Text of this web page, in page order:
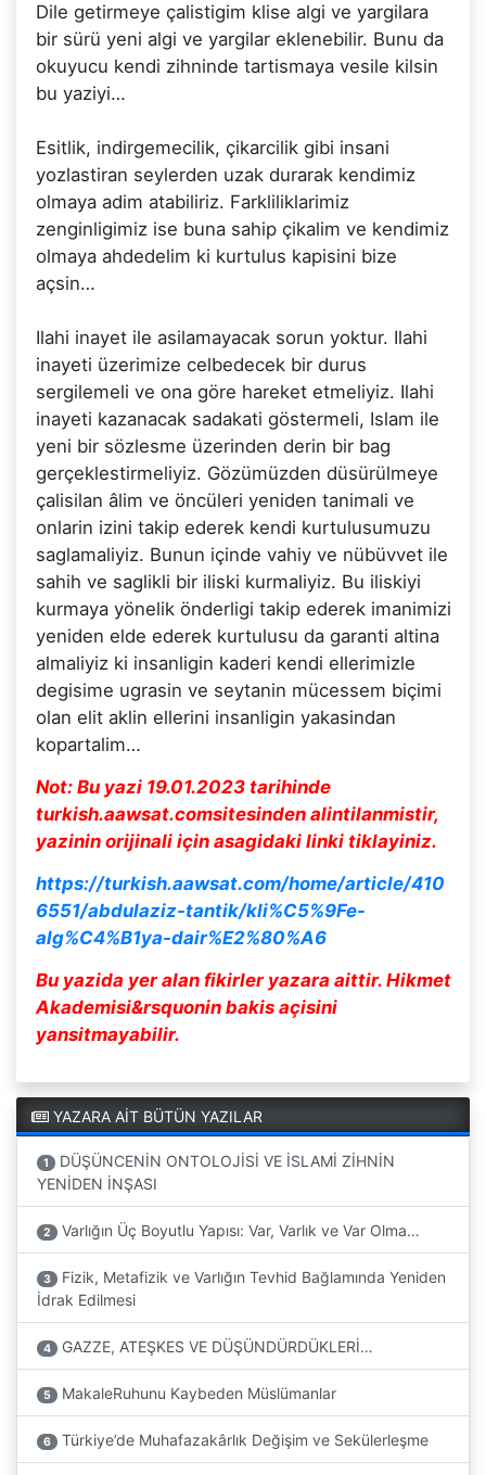
Dile getirmeye çalistigim klise algi ve yargilara
bir sürü yeni algi ve yargilar eklenebilir. Bunu da
okuyucu kendi zihninde tartismaya vesile kilsin
bu yaziyi…
Esitlik, indirgemecilik, çikarcilik gibi insani
yozlastiran seylerden uzak durarak kendimiz
olmaya adim atabiliriz. Farkliliklarimiz
zenginligimiz ise buna sahip çikalim ve kendimiz
olmaya ahdedelim ki kurtulus kapisini bize
açsin…
Ilahi inayet ile asilamayacak sorun yoktur. Ilahi
inayeti üzerimize celbedecek bir durus
sergilemeli ve ona göre hareket etmeliyiz. Ilahi
inayeti kazanacak sadakati göstermeli, Islam ile
yeni bir sözlesme üzerinden derin bir bag
gerçeklestirmeliyiz. Gözümüzden düsürülmeye
çalisilan âlim ve öncüleri yeniden tanimali ve
onlarin izini takip ederek kendi kurtulusumuzu
saglamaliyiz. Bunun içinde vahiy ve nübüvvet ile
sahih ve saglikli bir iliski kurmaliyiz. Bu iliskiyi
kurmaya yönelik önderligi takip ederek imanimizi
yeniden elde ederek kurtulusu da garanti altina
almaliyiz ki insanligin kaderi kendi ellerimizle
degisime ugrasin ve seytanin mücessem biçimi
olan elit aklin ellerini insanligin yakasindan
kopartalim…
Not: Bu yazi 19.01.2023 tarihinde
turkish.aawsat.comsitesinden alintilanmistir,
yazinin orijinali için asagidaki linki tiklayiniz.
https://turkish.aawsat.com/home/article/410
6551/abdulaziz-tantik/kli%C5%9Fe-
alg%C4%B1ya-dair%E2%80%A6
Bu yazida yer alan fikirler yazara aittir. Hikmet
Akademisi&rsquonin bakis açisini
yansitmayabilir.
YAZARA AİT BÜTÜN YAZILAR
1
DÜŞÜNCENİN ONTOLOJİSİ VE İSLAMİ ZİHNİN
YENİDEN İNŞASI
2 Varlığın Üç Boyutlu Yapısı: Var, Varlık ve Var Olma…
3
Fizik, Metafizik ve Varlığın Tevhid Bağlamında Yeniden
İdrak Edilmesi
4 GAZZE, ATEŞKES VE DÜŞÜNDÜRDÜKLERİ…
5 MakaleRuhunu Kaybeden Müslümanlar
6 Türkiye’de Muhafazakârlık Değişim ve Sekülerleşme